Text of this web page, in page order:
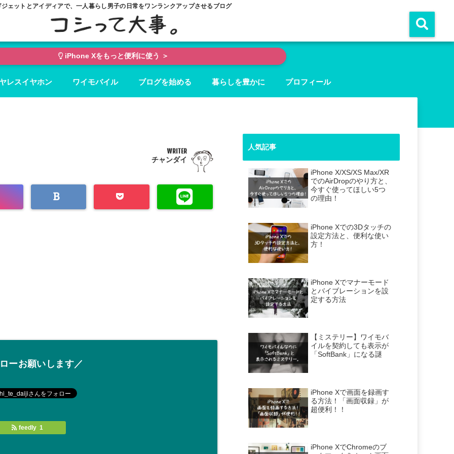
ジェットとアイディアで、一人暮らし男子の日常をワンランクアップさせるブログ
iPhone Xをもっと便利に使う ＞
レスイヤホン ワイモバイル ブログを始める 暮らしを豊かに プロフィール
WRITER
チャンダイ
ーお願いします／
feedly 1
人気記事
iPhone X/XS/XS Max/XR
でのAirDropのやり方と、
今すぐ使ってほしい5つ
の理由！
iPhone Xでの3Dタッチの
設定方法と、便利な使い
方！
iPhone Xでマナーモード
とバイブレーションを設
定する方法
【ミステリー】ワイモバ
イルを契約しても表示が
「SoftBank」になる謎
iPhone Xで画面を録画す
る方法！「画面収録」が
超便利！！
iPhone XでChromeのブ